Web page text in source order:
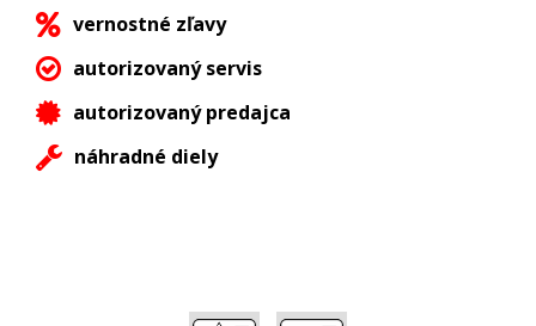
vernostné zľavy
autorizovaný servis
autorizovaný predajca
náhradné diely